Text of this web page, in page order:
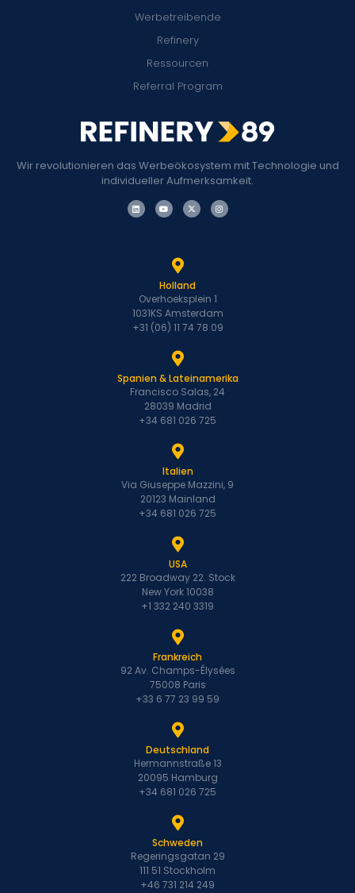
Wir revolutionieren das Werbeökosystem mit Technologie und
individueller Aufmerksamkeit.
Werbetreibende
Refinery
Ressourcen
Referral Program
Holland
Overhoeksplein 1
1031KS Amsterdam
+31 (06) 11 74 78 09
Spanien & Lateinamerika
Francisco Salas, 24
28039 Madrid
+34 681 026 725
Italien
Via Giuseppe Mazzini, 9
20123 Mainland
+34 681 026 725
USA
222 Broadway 22. Stock
New York 10038
+1 332 240 3319
Frankreich
92 Av. Champs-Élysées
75008 Paris
+33 6 77 23 99 59
Deutschland
Hermannstraße 13
20095 Hamburg
+34 681 026 725
Schweden
Regeringsgatan 29
111 51 Stockholm
+46 731 214 249